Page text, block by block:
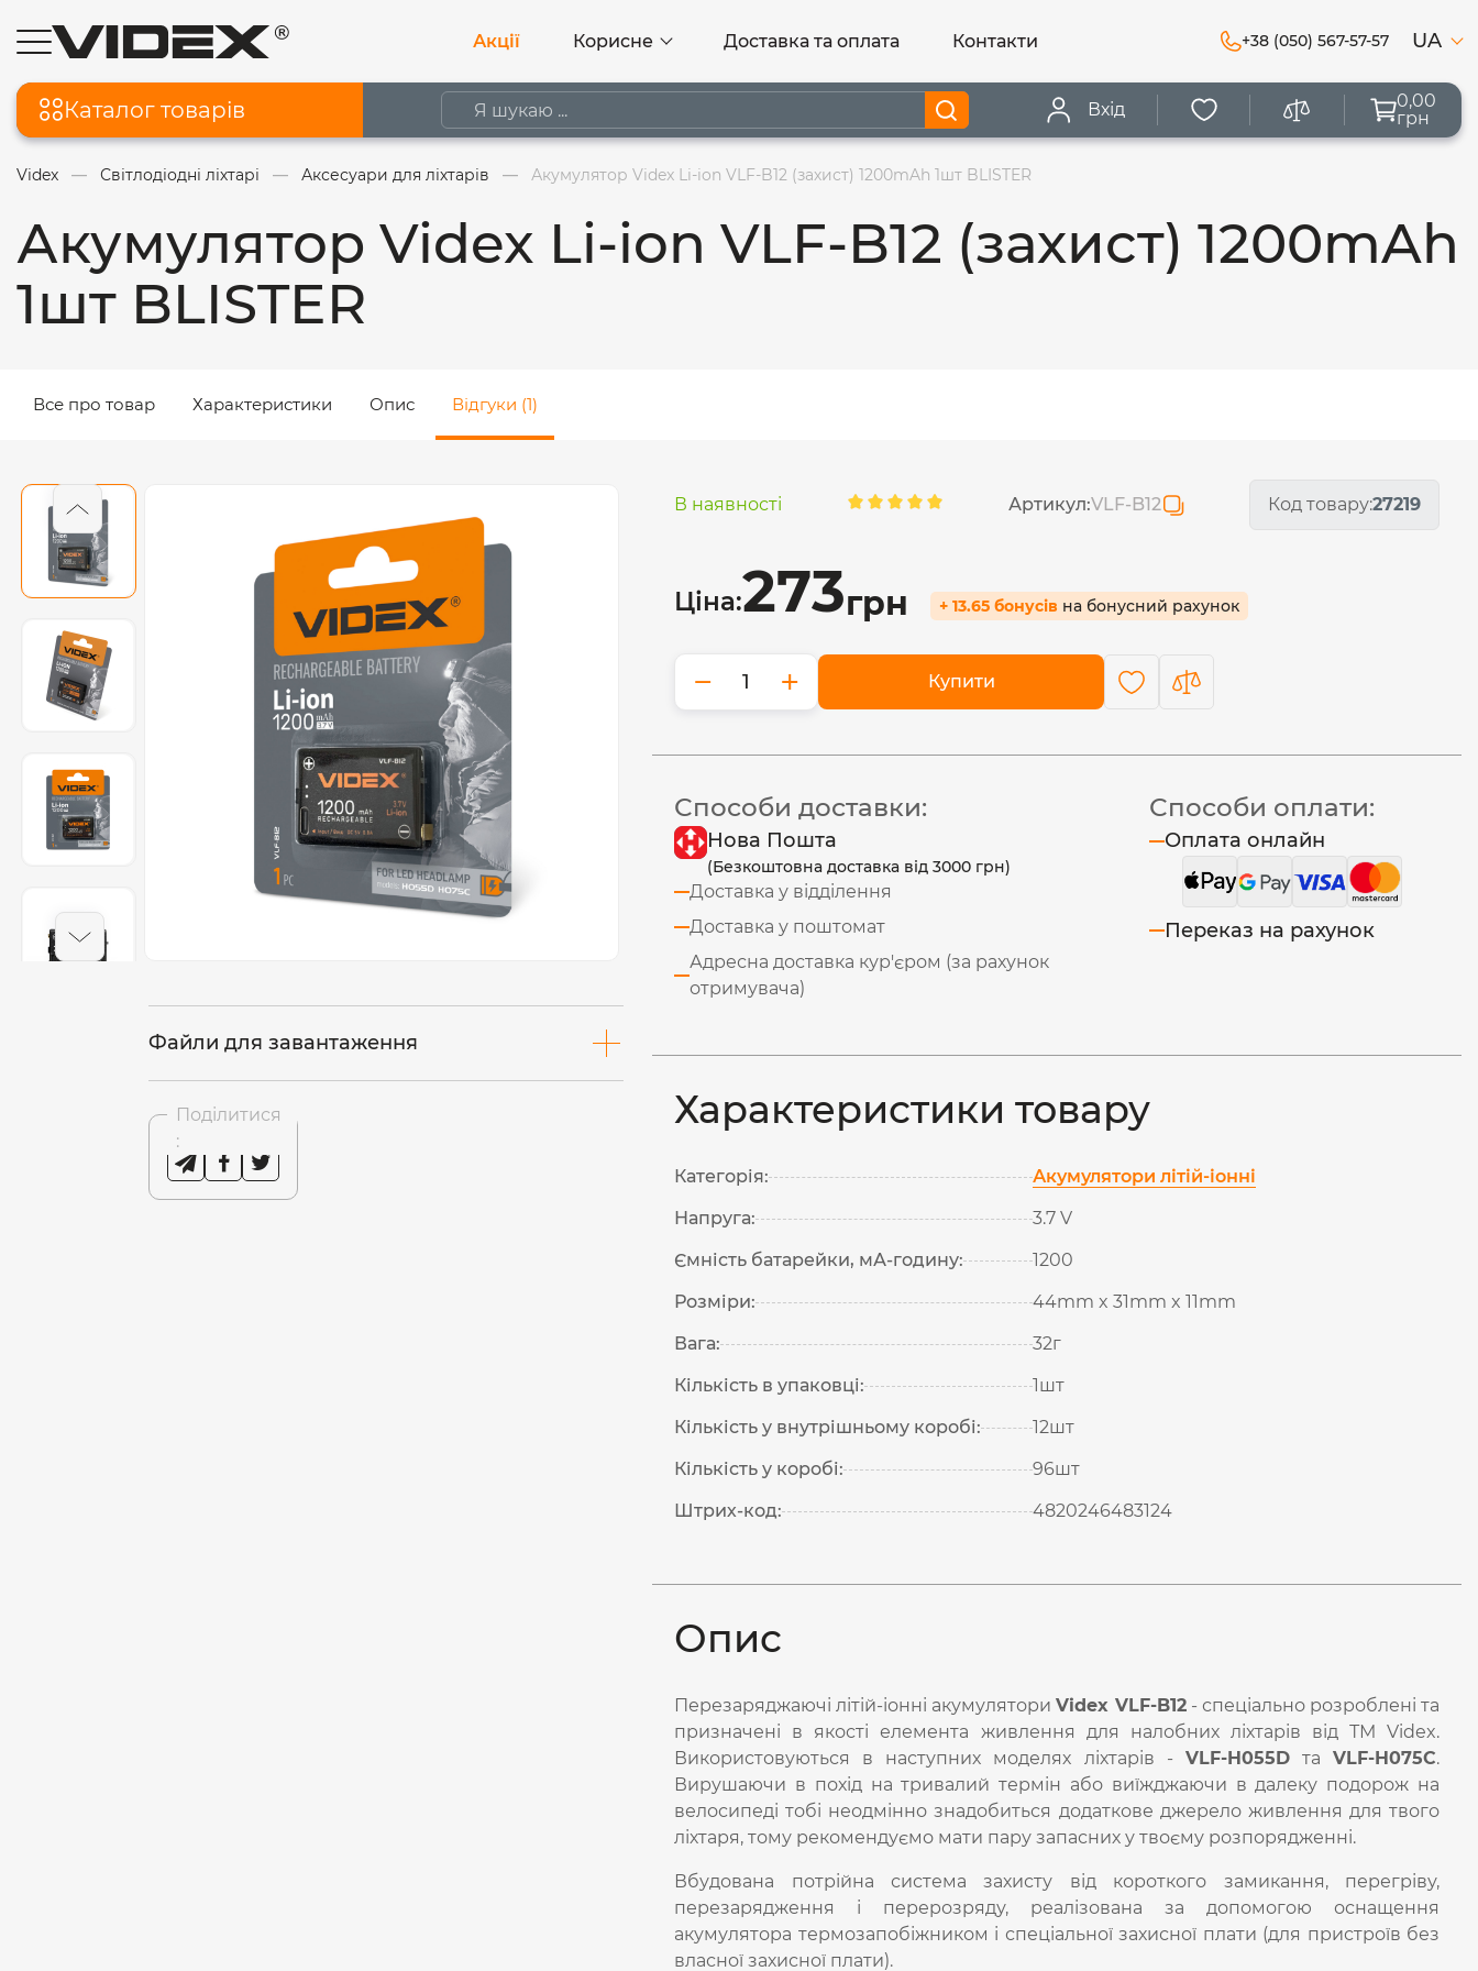
Акції Корисне Доставка та оплата Контакти +38 (050) 567-57-57 UA
Каталог товарів Вхід
0,00
грн
Videx Світлодіодні ліхтарі Аксесуари для ліхтарів Акумулятор Videx Li-ion VLF-B12 (захист) 1200mAh 1шт BLISTER
Акумулятор Videx Li-ion VLF-B12 (захист) 1200mAh
1шт BLISTER
Все про товар Характеристики Опис Відгуки (1)
Файли для завантаження
Поділитися
:
В наявності Артикул:VLF-B12 Код товару:27219
Ціна:273грн + 13.65 бонусів на бонусний рахунок
− + Купити
Способи доставки:
Нова Пошта
(Безкоштовна доставка від 3000 грн)
Доставка у відділення
Доставка у поштомат
Адресна доставка кур'єром (за рахунок
отримувача)
Способи оплати:
Оплата онлайн
Переказ на рахунок
Характеристики товару
Категорія:
Акумулятори літій-іонні
Напруга:
3.7 V
Ємність батарейки, мА-годину:
1200
Розміри:
44mm x 31mm x 11mm
Вага:
32г
Кількість в упаковці:
1шт
Кількість у внутрішньому коробі:
12шт
Кількість у коробі:
96шт
Штрих-код:
4820246483124
Опис
Перезаряджаючі літій-іонні акумуляториVidex VLF-B12- спеціально розроблені та
призначені в якості елемента живлення для налобних ліхтарів від ТМ Videx.
Використовуються в наступних моделях ліхтарів - VLF-H055DтаVLF-H075C.
Вирушаючи в похід на тривалий термін або виїжджаючи в далеку подорож на
велосипеді тобі неодмінно знадобиться додаткове джерело живлення для твого
ліхтаря, тому рекомендуємо мати пару запасних у твоєму розпорядженні.
Вбудована потрійна система захисту від короткого замикання, перегріву,
перезарядження і перерозряду, реалізована за допомогою оснащення
акумулятора термозапобіжником і спеціальної захисної плати (для пристроїв без
власної захисної плати).